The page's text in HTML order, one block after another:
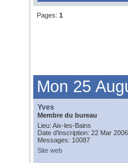
Pages: 1
Mon 25
Yves
Membre du bureau
Lieu: Aix-les-Bains
Date d'inscription: 22 Mar 2006
Messages: 10087
Site web